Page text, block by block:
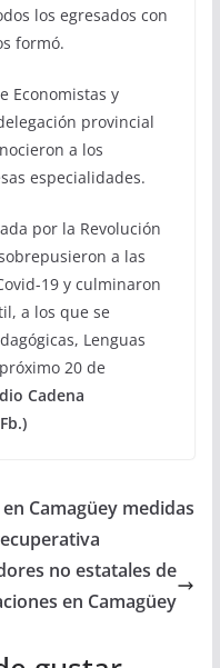
los egresados con
formó.
Economistas y
provincial
a los
especialidades.
por la Revolución
a las
19 y culminaron
a los que se
Lenguas
20 de
Cadena
Camagüey medidas
no estatales de
en Camagüey